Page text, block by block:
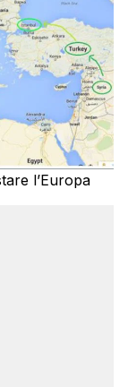
l’Europa